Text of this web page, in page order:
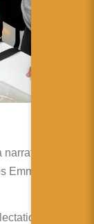
ils se
Emma, Sam et
dans